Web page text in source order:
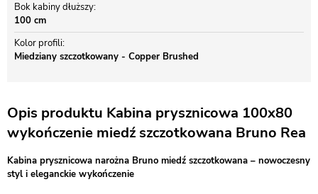
Bok kabiny dłuższy
100 cm
Kolor profili
Miedziany szczotkowany - Copper Brushed
Opis produktu Kabina prysznicowa 100x80
wykończenie miedź szczotkowana Bruno Rea
Kabina prysznicowa narożna Bruno miedź szczotkowana – nowoczesny
styl i eleganckie wykończenie